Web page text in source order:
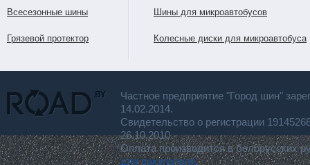
Всесезонные шины
Грязевой протектор
Шины для микроавтобусов
Колесные диски для микроавтобуса
Частное предприятие "Город шин"
14.02.2014.
Свидетельство о регистрации
26.10.2010.
Оплата производится в белорусских
для покупателя.